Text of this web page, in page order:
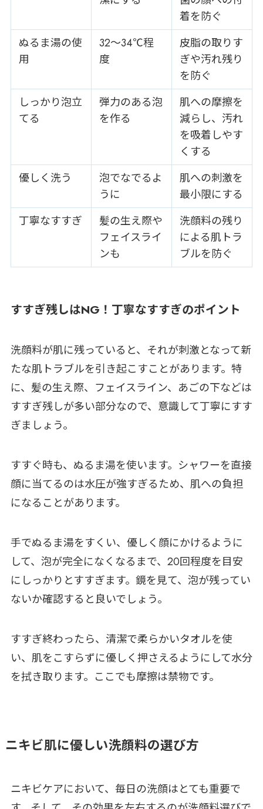
着を防ぐ
ぬるま湯の使
用
32～34℃程
度
皮脂の取りす
ぎや汚れ残り
を防ぐ
しっかり泡立
てる
弾力のある泡
を作る
肌への摩擦を
減らし、汚れ
を吸着しやす
くする
優しく洗う
泡でなでるよ
うに
肌への刺激を
最小限にする
丁寧なすすぎ
髪の生え際や
フェイスライ
ンも
洗顔料の残り
による肌トラ
ブルを防ぐ
すすぎ残しはNG！丁寧なすすぎのポイント
洗顔料が肌に残っていると、それが刺激となって新
たな肌トラブルを引き起こすことがあります。特
に、髪の生え際、フェイスライン、あごの下などは
すすぎ残しが多い部分なので、意識して丁寧にすす
ぎましょう。
すすぐ時も、ぬるま湯を使います。シャワーを直接
顔に当てるのは水圧が強すぎるため、肌への負担
になることがあります。
手でぬるま湯をすくい、優しく顔にかけるように
して、泡が完全になくなるまで、20回程度を目安
にしっかりとすすぎます。鏡を見て、泡が残ってい
ないか確認すると良いでしょう。
すすぎ終わったら、清潔で柔らかいタオルを使
い、肌をこすらずに優しく押さえるようにして水分
を拭き取ります。ここでも摩擦は禁物です。
ニキビ肌に優しい洗顔料の選び方
ニキビケアにおいて、毎日の洗顔はとても重要で